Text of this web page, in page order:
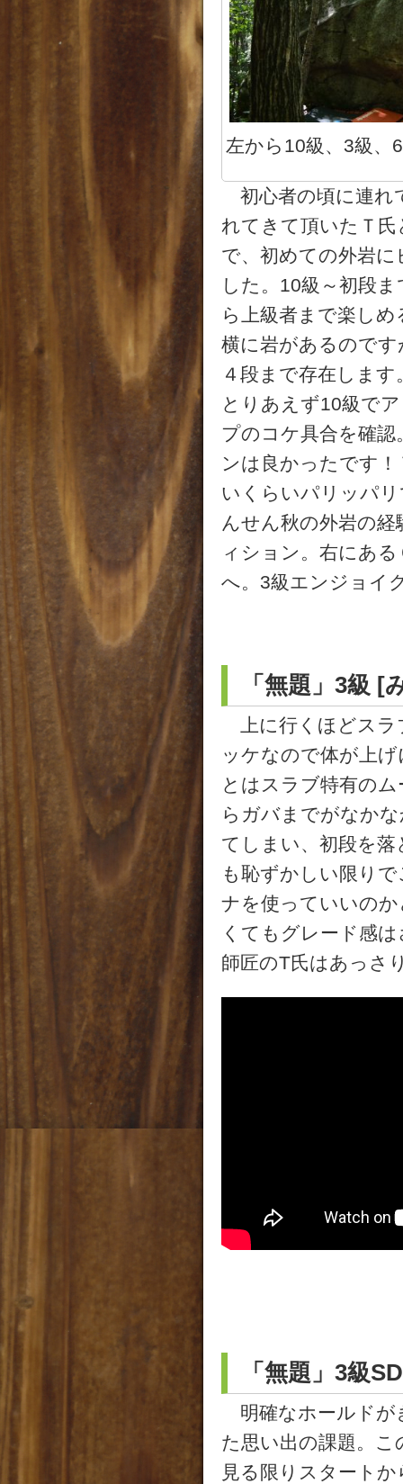
左から10級、3級、
初心者の頃に連れ
れてきて頂いたＴ
で、初めての外岩
した。10級～初段
ら上級者まで楽し
横に岩があるので
４段まで存在しま
とりあえず10級で
プのコケ具合を確
ンは良かったです
いくらいパリッパ
んせん秋の外岩の
ィション。右にあ
へ。3級エンジョイ
「無題」3級 [
上に行くほどスラ
ッケなので体が上
とはスラブ特有の
らガバまでがなか
てしまい、初段を
も恥ずかしい限り
ナを使っていいの
くてもグレード感
師匠のT氏はあっさ
「無題」3級
明確なホールドが
た思い出の課題。
見る限りスタート